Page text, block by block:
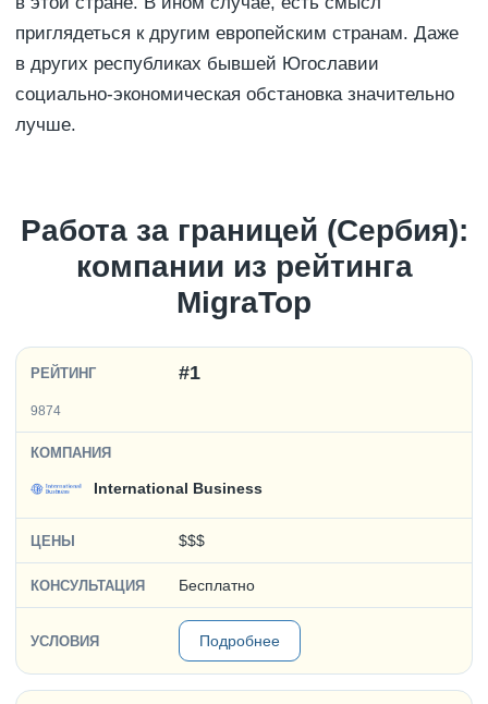
приглядеться к другим европейским странам. Даже
в других республиках бывшей Югославии
социально-экономическая обстановка значительно
лучше.
Работа за границей (Сербия):
компании из рейтинга
MigraTop
#1
9874
International Business
$$$
Бесплатно
Подробнее